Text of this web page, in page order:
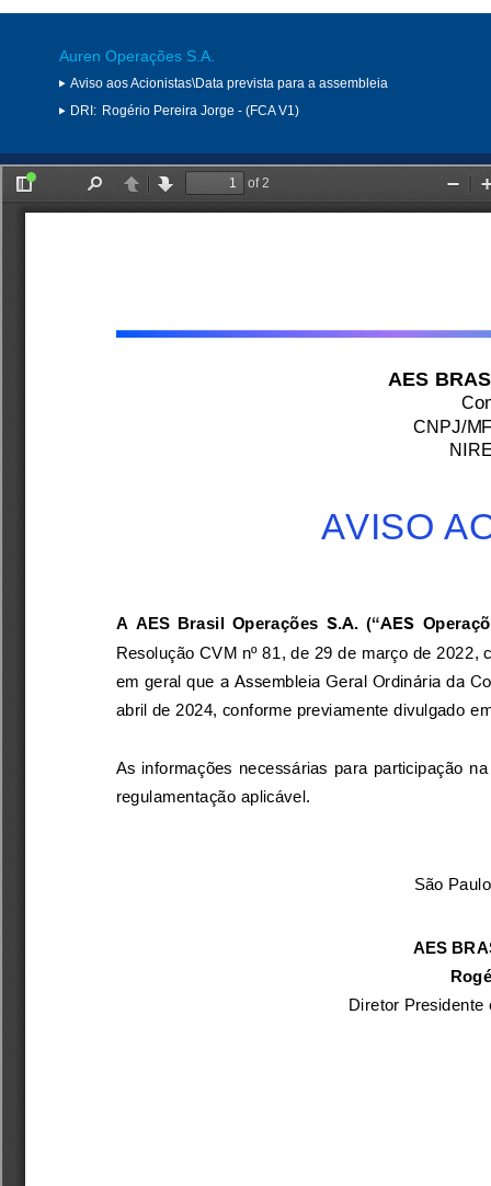
Auren Operações S.A.
Aviso aos Acionistas\Data prevista para a assembleia
DRI: Rogério Pereira Jorge - (FCA V1)